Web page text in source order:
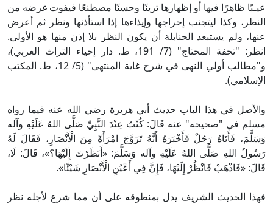
عيـبًا ظاهرًا فيها أو إظهارها تزينًا وحسنًا مصطنعًا فيفوت غرضه من
النظر، وكذا ليتجنب إحراجها وإيذاءها إذا استأذنها ونظر ثم أعرض
عنها، ولم يستبعد الحنابلة أن يكون النظر بلا إذن منها هو الأولى.
انظر: "تحفة المحتاج" (7/ 191، ط. دار إحياء التراث العربي)،
و"مطالب أولي النهى في شرح غاية المنتهى" (5/ 12، ط. المكتب
الإسلامي).
والأصل في هذا الباب حديث أبي هريرة رضي الله عنه فيما رواه
مسلم في "صحيحه" عنه قَالَ: كُنْتُ عِنْدَ النَّبِيِّ صَلَّى اللهُ عَلَيْهِ وآله
وَسَلَّمَ، فَأَتَاهُ رَجُلٌ فَأَخْبَرَهُ أَنَّهُ تَزَوَّجَ امْرَأَةً مِنَ الْأَنْصَارِ، فَقَالَ لَهُ
رَسُولُ اللهِ صَلَّى اللهُ عَلَيْهِ وآله وَسَلَّمَ: «أَنَظَرْتَ إِلَيْهَا؟»، قَالَ: لَا،
قَالَ: «فَاذْهَبْ فَانْظُرْ إِلَيْهَا، فَإِنَّ فِي أَعْيُنِ الْأَنْصَارِ شَيْئًا».
فهذا الحديث الشريف يدل بمنطوقه على أن مما شرع لأجله نظر